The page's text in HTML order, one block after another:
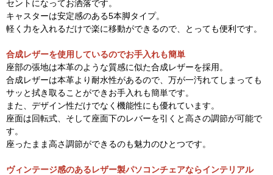
セントになってお洒落です。
キャスターは安定感のある5本脚タイプ。
軽く力を入れるだけで楽に移動ができるので、とっても便利です。
合成レザーを使用しているのでお手入れも簡単
座部の張地は本革のような質感に似た合成レザーを採用。
合成レザーは本革より耐水性があるので、万が一汚れてしまっても
サッと拭き取ることができお手入れも簡単です。
また、デザイン性だけでなく機能性にも優れています。
座面は回転式、そして座面下のレバーを引くと高さの調節が可能で
す。
座ったまま高さ調節ができるのも魅力のひとつです。
ヴィンテージ感のあるレザー製パソコンチェアならインテリアル